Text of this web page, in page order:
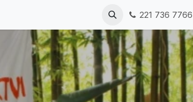
Taewaloni Contáctanos
221 736 7766